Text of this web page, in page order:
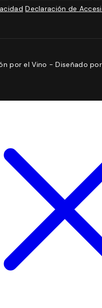
Declaración de
por el Vino - Diseñado